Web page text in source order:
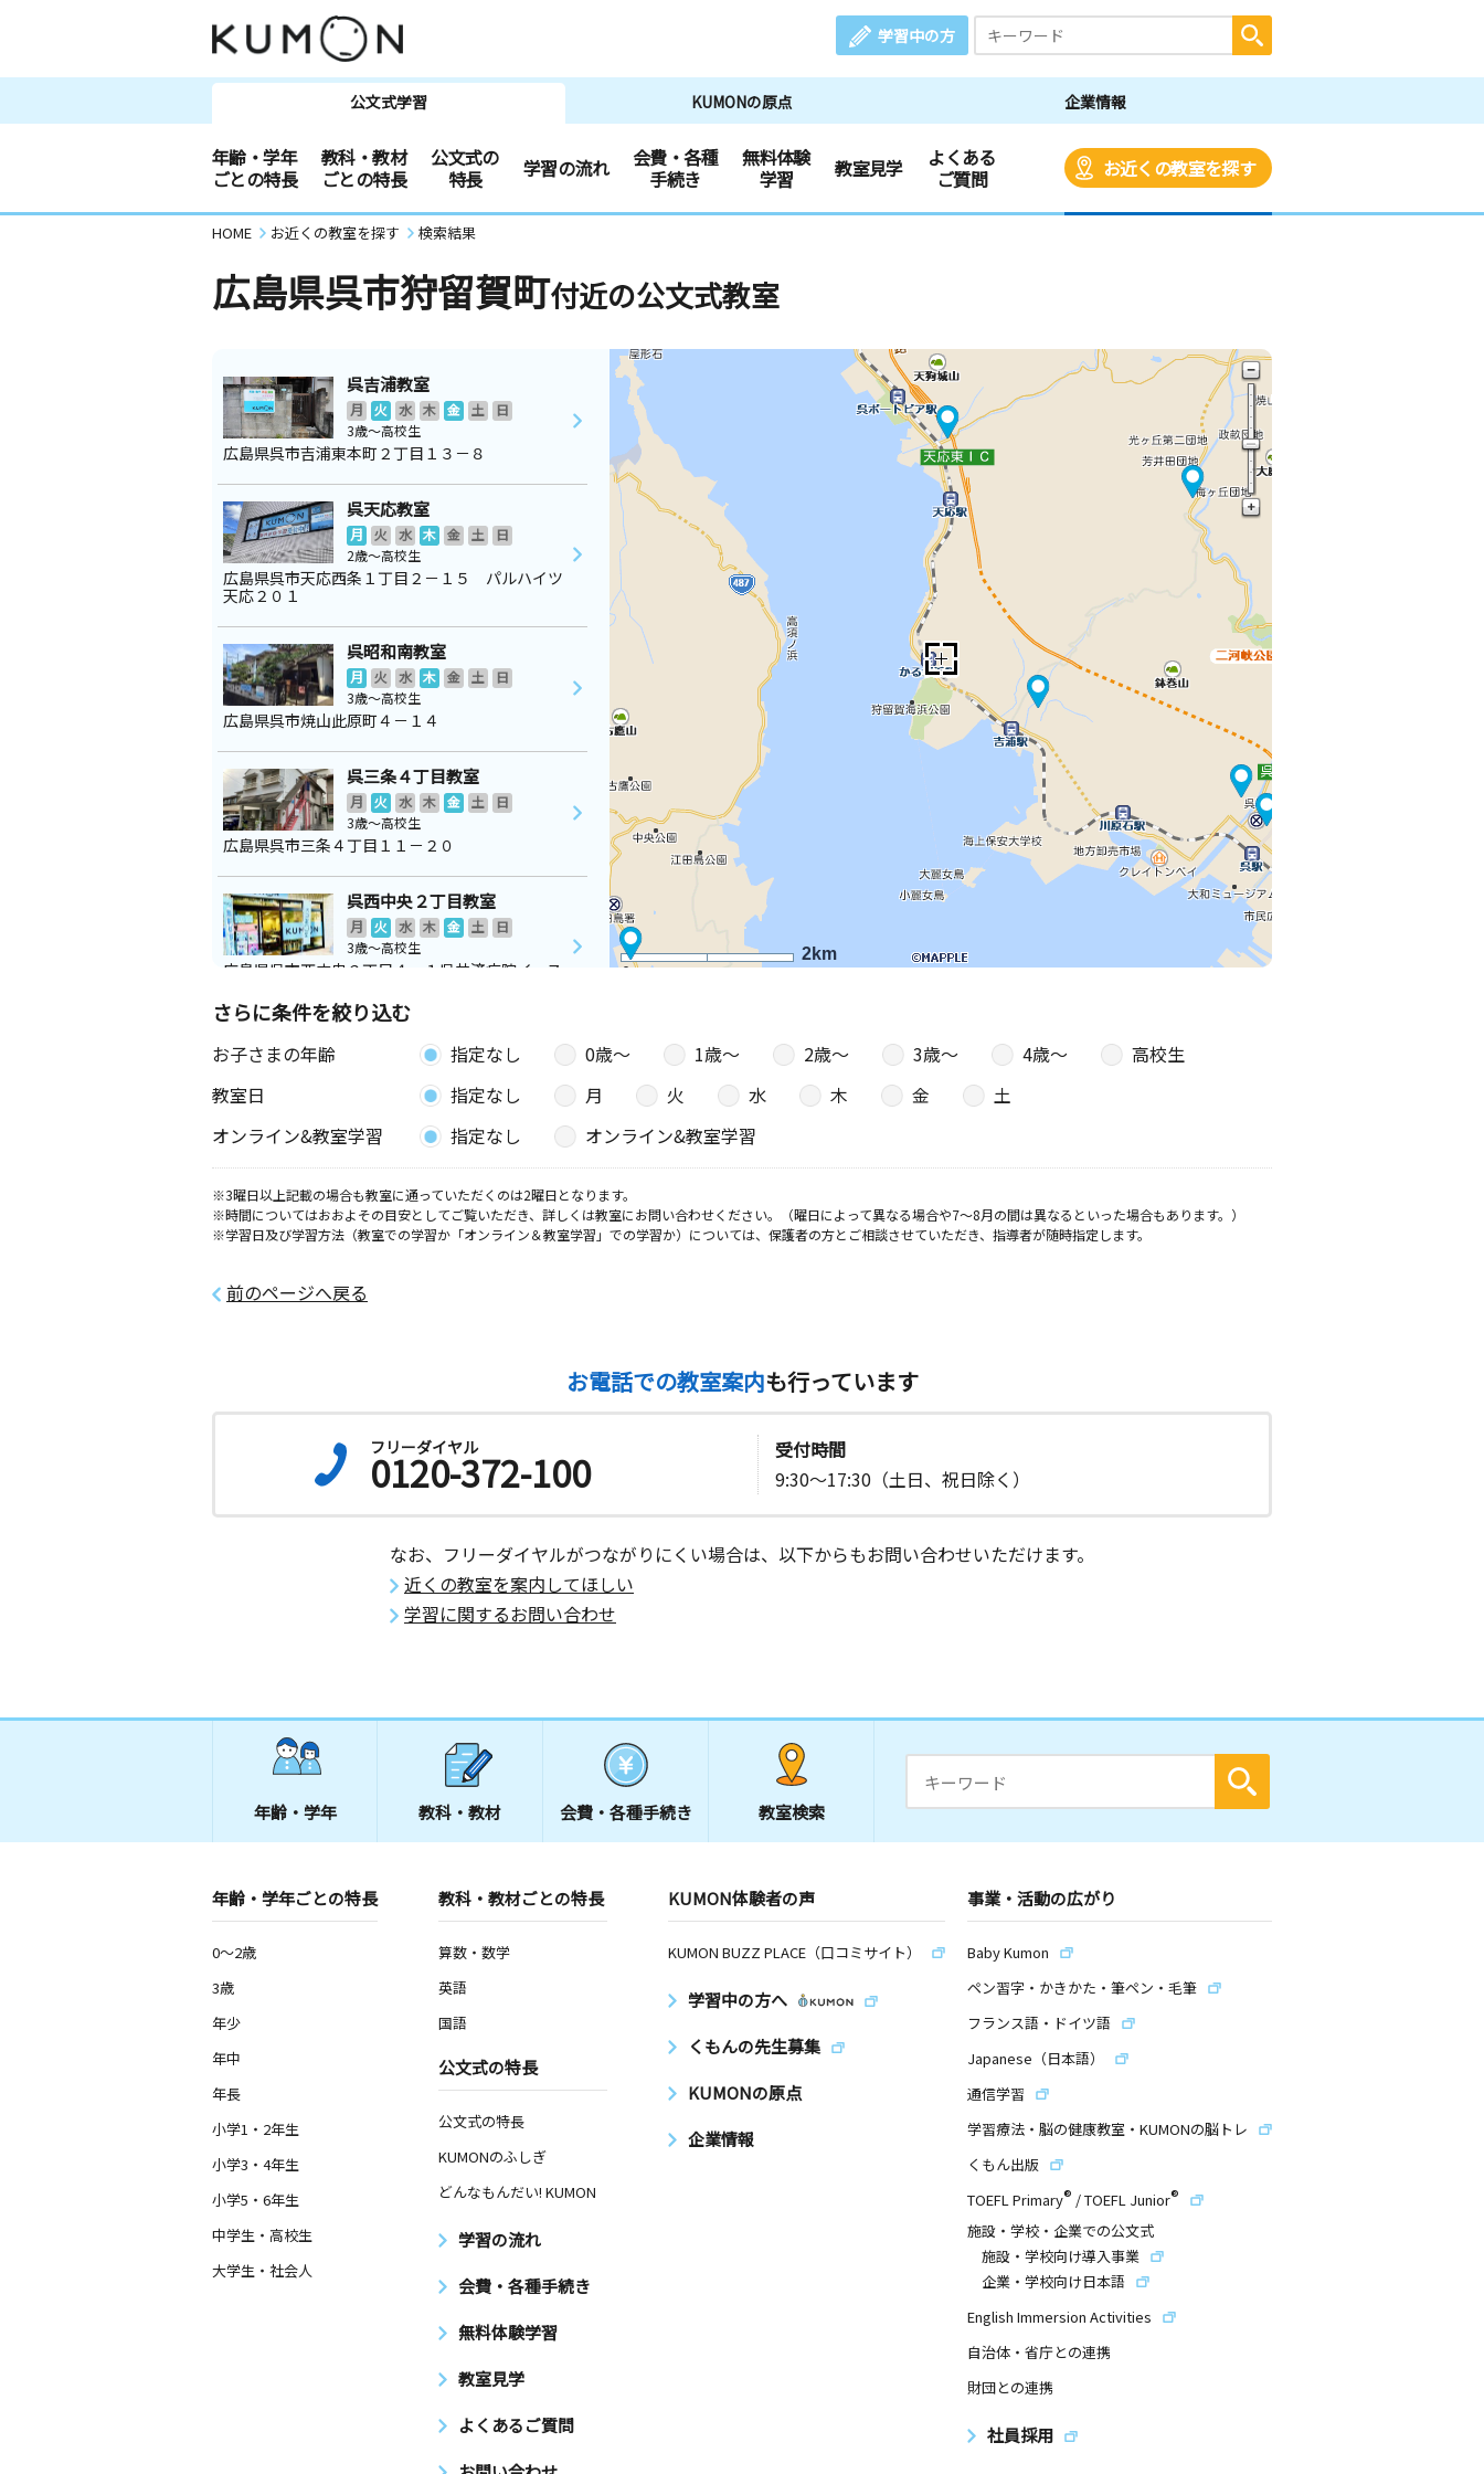
学習中の方
公文式学習 KUMONの原点 企業情報
年齢・学年
ごとの特長
教科・教材
ごとの特長
公文式の
特長
学習の流れ
会費・各種
手続き
無料体験
学習
教室見学
よくある
ご質問
お近くの教室を探す
HOME お近くの教室を探す 検索結果
広島県呉市狩留賀町付近の公文式教室
2km
呉吉浦教室
月 火 水 木 金 土
日
3歳～高校生
広島県呉市吉浦東本町２丁目１３－８
呉天応教室
月 火 水 木 金 土
日
2歳～高校生
広島県呉市天応西条１丁目２－１５ パルハイツ
天応２０１
呉昭和南教室
月 火 水 木 金 土
日
3歳～高校生
広島県呉市焼山此原町４－１４
呉三条４丁目教室
月 火 水 木 金 土
日
3歳～高校生
広島県呉市三条４丁目１１－２０
呉西中央２丁目教室
月 火 水 木 金 土
日
3歳～高校生
広島県呉市西中央２丁目４－１呉共済病院イース
江田島教室
木 金 土 日
3歳～高校生
広島県江田島市江田島町鷲部２丁目８－２ ＪＡ
鷲部支所
さらに条件を絞り込む
お子さまの年齢 指定なし 0歳〜 1歳〜 2歳〜 3歳〜 4歳〜
高校生
教室日
指定なし 月 火 水 木 金
土
オンライン&教室学習
指定なし オンライン&教室学習
※3曜日以上記載の場合も教室に通っていただくのは2曜日となります。
※時間についてはおおよその目安としてご覧いただき、詳しくは教室にお問い合わせください。（曜日によって異なる場合や7～8月の間は異なるといった場合もあります。）
※学習日及び学習方法（教室での学習か「オンライン＆教室学習」での学習か）については、保護者の方とご相談させていただき、指導者が随時指定します。
前のページへ戻る
お電話での教室案内も行っています
フリーダイヤル
0120-372-100
受付時間
9:30～17:30（土日、祝日除く）
なお、フリーダイヤルがつながりにくい場合は、以下からもお問い合わせいただけます。
近くの教室を案内してほしい
学習に関するお問い合わせ
年齢・学年 教科・教材 会費・ 各種手続き 教室検索
年齢・学年ごとの特長
0～2歳
3歳
年少
年中
年長
小学1・2年生
小学3・4年生
小学5・6年生
中学生・高校生
大学生・社会人
教科・教材ごとの特長
算数・数学
英語
国語
公文式の特長
公文式の特長
KUMONのふしぎ
どんなもんだい! KUMON
学習の流れ
会費・各種手続き
無料体験学習
教室見学
よくあるご質問
KUMON体験者の声
KUMON BUZZ PLACE（口コミサイト）
学習中の方へ
くもんの先生募集
KUMONの原点
企業情報
事業・活動の広がり
Baby Kumon
ペン習字・かきかた・筆ペン・毛筆
フランス語・ドイツ語
Japanese（日本語）
通信学習
学習療法・脳の健康教室・KUMONの脳トレ
くもん出版
TOEFL Primary® /TOEFL Junior®
施設・学校・企業での公文式
施設・学校向け導入事業
企業・学校向け日本語
English Immersion Activities
自治体・省庁との連携
財団との連携
社員採用